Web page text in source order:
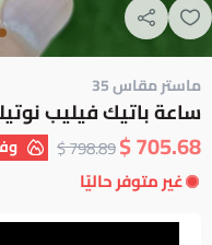
ماستر مقاس 35
ساعة باتيك فيليب
705.68 $
798.89 $
غير متوفر حاليًا